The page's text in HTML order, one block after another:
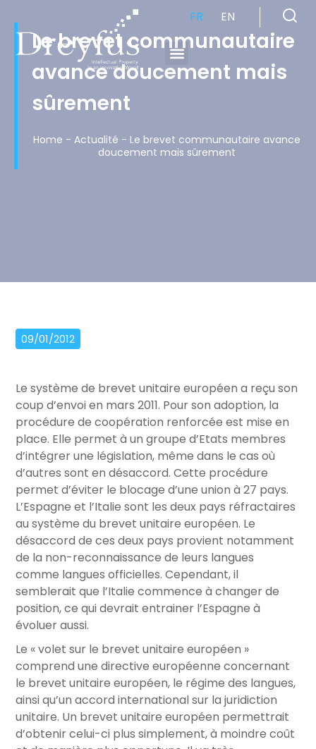
FR EN
Le brevet communautaire
avance doucement mais
sûrement
Home - Actualité - Le brevet communautaire avance
doucement mais sûrement
09/01/2012
Le système de brevet unitaire européen a reçu son
coup d’envoi en mars 2011. Pour son adoption, la
procédure de coopération renforcée est mise en
place. Elle permet à un groupe d’Etats membres
d’intégrer une législation, même dans le cas où
d’autres sont en désaccord. Cette procédure
permet d’éviter le blocage d’une union à 27 pays.
L’Espagne et l’Italie sont les deux pays réfractaires
au système du brevet unitaire européen. Le
désaccord de ces deux pays provient notamment
de la non-reconnaissance de leurs langues
comme langues officielles. Cependant, il
semblerait que l’Italie commence à changer de
position, ce qui devrait entrainer l’Espagne à
évoluer aussi.
Le « volet sur le brevet unitaire européen »
comprend une directive européenne concernant
le brevet unitaire européen, le régime des langues,
ainsi qu’un accord international sur la juridiction
unitaire. Un brevet unitaire européen permettrait
d’obtenir celui-ci plus simplement, à moindre coût